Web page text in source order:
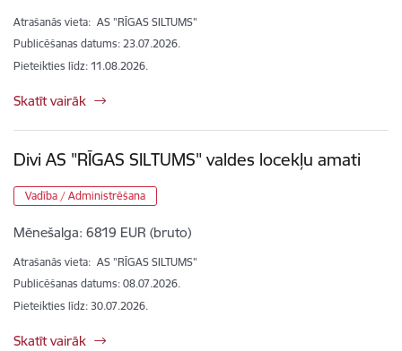
Atrašanās vieta: AS "RĪGAS SILTUMS"
Publicēšanas datums: 23.07.2026.
Pieteikties līdz: 11.08.2026.
Skatīt vairāk
Divi AS "RĪGAS SILTUMS" valdes locekļu amati
Vadība / Administrēšana
Mēnešalga: 6819 EUR (bruto)
Atrašanās vieta: AS "RĪGAS SILTUMS"
Publicēšanas datums: 08.07.2026.
Pieteikties līdz: 30.07.2026.
Skatīt vairāk